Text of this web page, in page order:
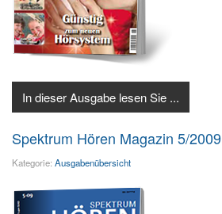
In dieser Ausgabe lesen Sie ...
Spektrum Hören Magazin 5/2009
Kategorie: Ausgabenübersicht